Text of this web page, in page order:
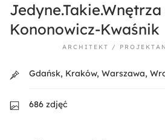
Kononowicz-Kwaśnik
ARCHITEKT /
Gdańsk, Kraków, Warszawa,
686 zdjęć